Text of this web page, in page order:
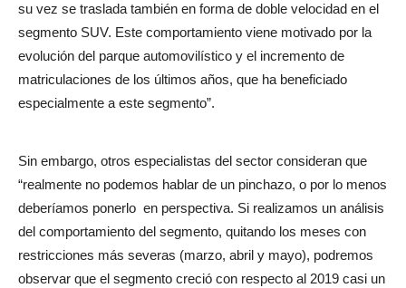
su vez se traslada también en forma de doble velocidad en el
segmento SUV. Este comportamiento viene motivado por la
evolución del parque automovilístico y el incremento de
matriculaciones de los últimos años, que ha beneficiado
especialmente a este segmento”.
Sin embargo, otros especialistas del sector consideran que
“realmente no podemos hablar de un pinchazo, o por lo menos
deberíamos ponerlo en perspectiva. Si realizamos un análisis
del comportamiento del segmento, quitando los meses con
restricciones más severas (marzo, abril y mayo), podremos
observar que el segmento creció con respecto al 2019 casi un